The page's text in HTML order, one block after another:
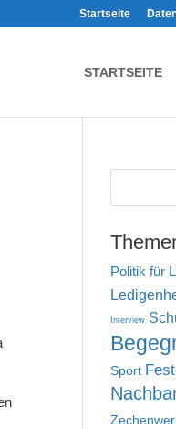
Startseite
STARTSEITE
Politik für
Interview
Sport